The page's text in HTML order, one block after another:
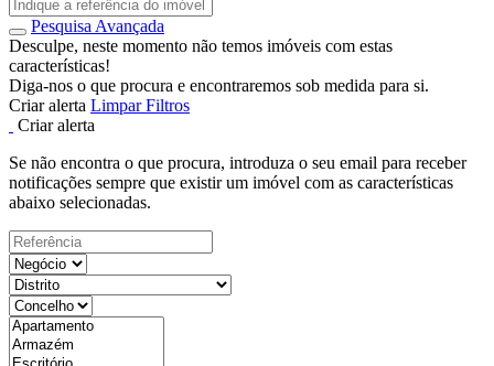
Pesquisa Avançada
Desculpe, neste momento não temos imóveis com estas
características!
Diga-nos o que procura e encontraremos sob medida para si.
Criar alerta Limpar Filtros
Criar alerta
Se não encontra o que procura, introduza o seu email para receber
notificações sempre que existir um imóvel com as características
abaixo selecionadas.